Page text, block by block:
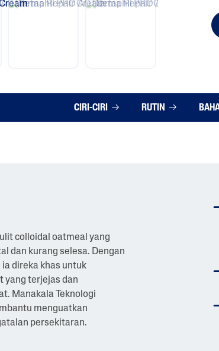
CIRI-CIRI RUTIN
colloidal oatmeal yang
dan kurang selesa. Dengan
direka khas untuk
yang terjejas dan
Manakala Teknologi
menguatkan
persekitaran.